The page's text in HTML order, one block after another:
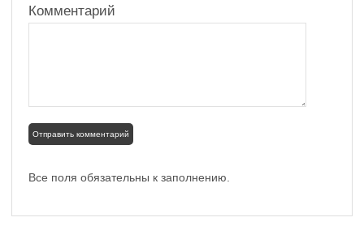
Комментарий
Все поля обязательны к заполнению.